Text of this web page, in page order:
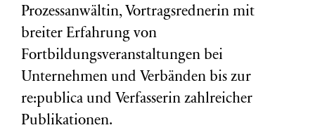
Prozessanwältin, Vortragsrednerin mit
breiter Erfahrung von
Fortbildungsveranstaltungen bei
Unternehmen und Verbänden bis zur
re:publica und Verfasserin zahlreicher
Publikationen.